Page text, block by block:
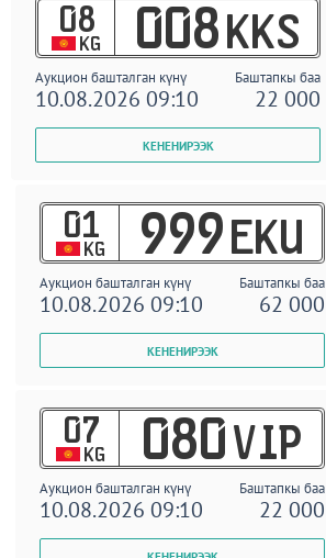
08
KG 008 KKS
Аукцион башталган күнү Баштапкы баа
10.08.2026 09:10 22 000
01
KG 999 EKU
Аукцион башталган күнү Баштапкы баа
10.08.2026 09:10 62 000
07
KG 080 VIP
Аукцион башталган күнү Баштапкы баа
10.08.2026 09:10 22 000